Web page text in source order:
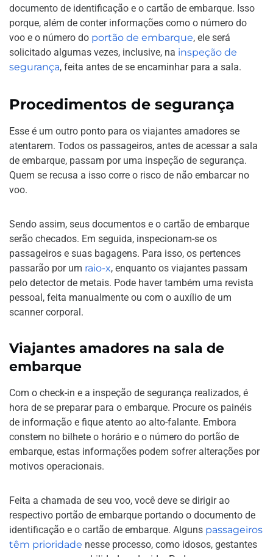
documento de identificação e o cartão de embarque. Isso
porque, além de conter informações como o número do
voo e o número do portão de embarque, ele será
solicitado algumas vezes, inclusive, na inspeção de
segurança, feita antes de se encaminhar para a sala.
Procedimentos de segurança
Esse é um outro ponto para os viajantes amadores se
atentarem. Todos os passageiros, antes de acessar a sala
de embarque, passam por uma inspeção de segurança.
Quem se recusa a isso corre o risco de não embarcar no
voo.
Sendo assim, seus documentos e o cartão de embarque
serão checados. Em seguida, inspecionam-se os
passageiros e suas bagagens. Para isso, os pertences
passarão por um raio-x, enquanto os viajantes passam
pelo detector de metais. Pode haver também uma revista
pessoal, feita manualmente ou com o auxílio de um
scanner corporal.
Viajantes amadores na sala de
embarque
Com o check-in e a inspeção de segurança realizados, é
hora de se preparar para o embarque. Procure os painéis
de informação e fique atento ao alto-falante. Embora
constem no bilhete o horário e o número do portão de
embarque, estas informações podem sofrer alterações por
motivos operacionais.
Feita a chamada de seu voo, você deve se dirigir ao
respectivo portão de embarque portando o documento de
identificação e o cartão de embarque. Alguns passageiros
têm prioridade nesse processo, como idosos, gestantes